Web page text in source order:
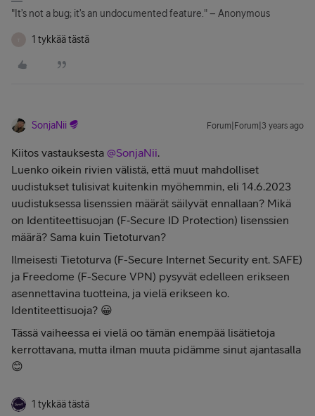
"It’s not a bug; it’s an undocumented feature." – Anonymous
1 tykkää tästä
SonjaNii Forum|Forum|3 years ago
Kiitos vastauksesta @SonjaNii.
Luenko oikein rivien välistä, että muut mahdolliset
uudistukset tulisivat kuitenkin myöhemmin, eli 14.6.2023
uudistuksessa lisenssien määrät säilyvät ennallaan? Mikä
on Identiteettisuojan (F‑Secure ID Protection) lisenssien
määrä? Sama kuin Tietoturvan?
Ilmeisesti Tietoturva (F-Secure Internet Security ent. SAFE)
ja Freedome (F-Secure VPN) pysyvät edelleen erikseen
asennettavina tuotteina, ja vielä erikseen ko.
Identiteettisuoja? 😀
Tässä vaiheessa ei vielä oo tämän enempää lisätietoja
kerrottavana, mutta ilman muuta pidämme sinut ajantasalla
😊
1 tykkää tästä